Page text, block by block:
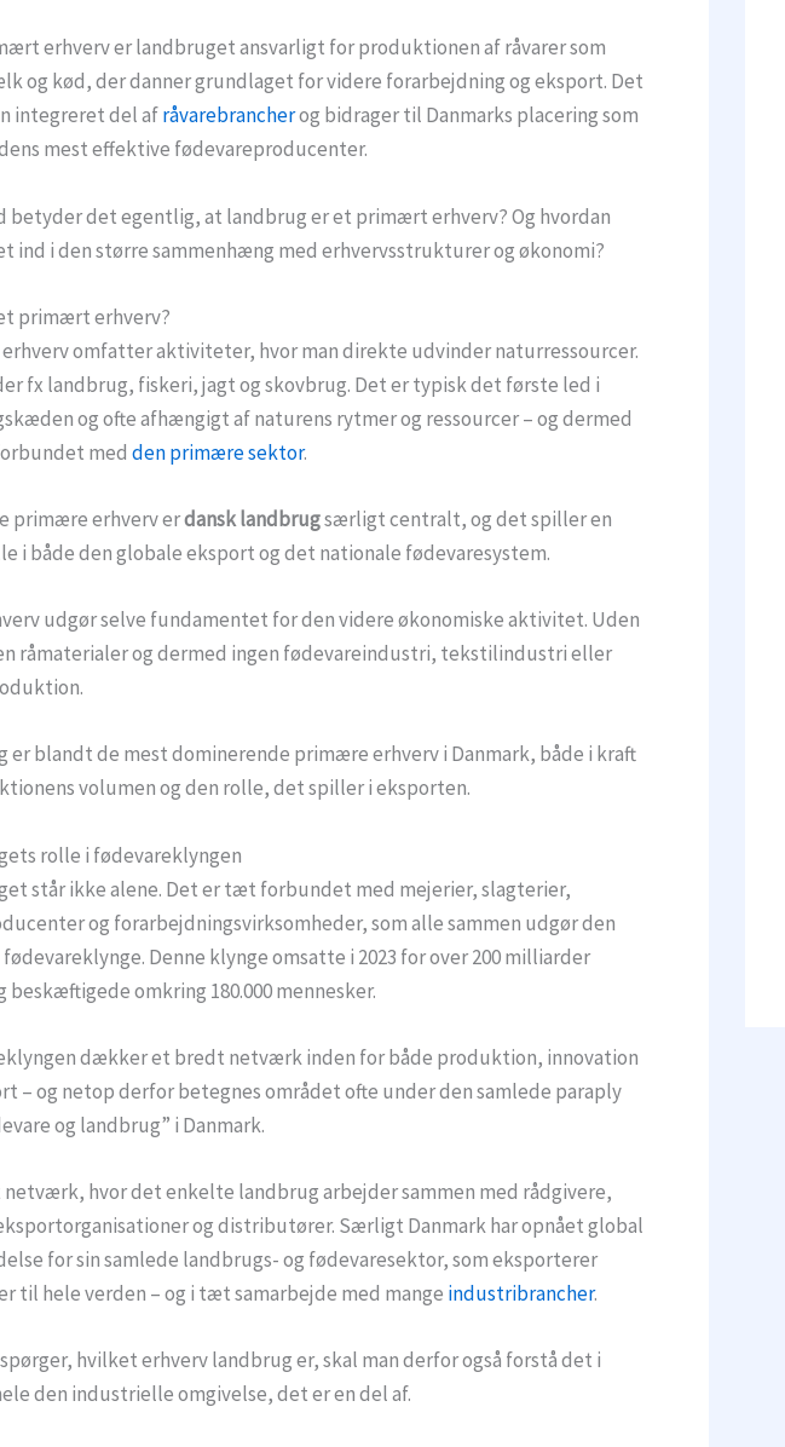
erhverv er landbruget ansvarligt for produktionen af råvarer som
og kød, der danner grundlaget for videre forarbejdning og eksport. Det
integreret del afråvarebrancherog bidrager til Danmarks placering som
mest effektive fødevareproducenter.
betyder det egentlig, at landbrug er et primært erhverv? Og hvordan
ind i den større sammenhæng med erhvervsstrukturer og økonomi?
primært erhverv?
omfatter aktiviteter, hvor man direkte udvinder naturressourcer.
fx landbrug, fiskeri, jagt og skovbrug. Det er typisk det første led i
og ofte afhængigt af naturens rytmer og ressourcer – og dermed
med den primære sektor.
primære erhverv erdansk landbrugsærligt centralt, og det spiller en
i både den globale eksport og det nationale fødevaresystem.
udgør selve fundamentet for den videre økonomiske aktivitet. Uden
råmaterialer og dermed ingen fødevareindustri, tekstilindustri eller
er blandt de mest dominerende primære erhverv i Danmark, både i kraft
volumen og den rolle, det spiller i eksporten.
rolle i fødevareklyngen
står ikke alene. Det er tæt forbundet med mejerier, slagterier,
og forarbejdningsvirksomheder, som alle sammen udgør den
Denne klynge omsatte i 2023 for over 200 milliarder
beskæftigede omkring 180.000 mennesker.
dækker et bredt netværk inden for både produktion, innovation
– og netop derfor betegnes området ofte under den samlede paraply
og landbrug” i Danmark.
netværk, hvor det enkelte landbrug arbejder sammen med rådgivere,
og distributører. Særligt Danmark har opnået global
for sin samlede landbrugs- og fødevaresektor, som eksporterer
til hele verden – og i tæt samarbejde med mange industribrancher.
hvilket erhverv landbrug er, skal man derfor også forstå det i
den industrielle omgivelse, det er en del af.